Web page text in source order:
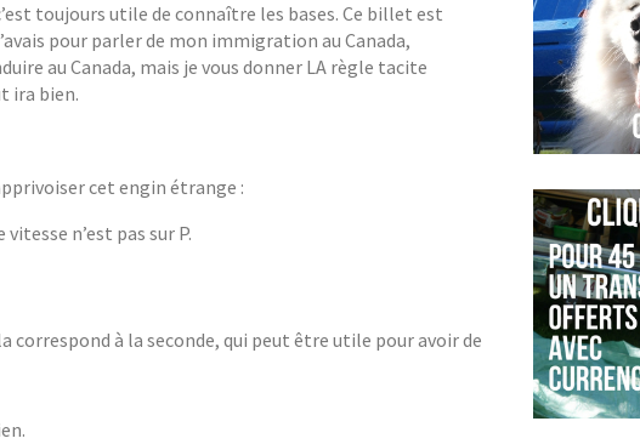
toujours utile de connaître les bases. Ce billet est
pour parler de mon immigration au Canada,
au Canada, mais je vous donner LA règle tacite
ira bien.
cet engin étrange :
n’est pas sur P.
à la seconde, qui peut être utile pour avoir de